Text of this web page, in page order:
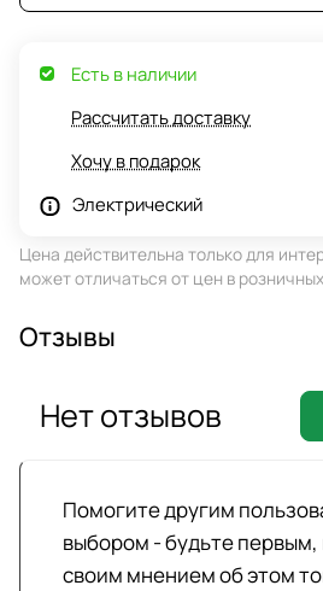
Есть в наличии
Рассчитать доставку
Хочу в подарок
Электрический
Цена действительна только для
может отличаться от цен в
Отзывы
Помогите другим
выбором - будьте первым,
своим мнением об этом
Нет отзывов